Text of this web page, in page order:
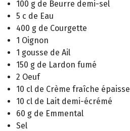
100 g de Beurre demi-sel
5 c de Eau
400 g de Courgette
1 Oignon
1 gousse de Ail
150 g de Lardon fumé
2 Oeuf
10 cl de Crème fraîche épaisse
10 cl de Lait demi-écrémé
60 g de Emmental
Sel